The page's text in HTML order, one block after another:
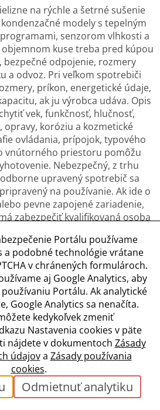
na rýchle a šetrné sušenie
modely s tepelným
senzorom vlhkosti a
kuse treba pred kúpou
bezpečné odpojenie, rozmery
a odvoz. Pri veľkom spotrebiči
príkon, energetické údaje,
ak ju výrobca udáva. Opis
vek, funkčnosť, hlučnosť,
opravy, koróziu a kozmetické
ovládania, prípojok, typového
vnútorného priestoru pomôžu
Nebezpečný, z trhu
upravený spotrebič sa
na používanie. Ak ide o
pevne zapojené zariadenie,
zabezpečiť kvalifikovaná osoba
obsahovať bezpečnostné
údaje potrebné na jeho správne
použitie.
podmienky
osobných údajov
cookies
cookies
✉ Kontakt
Liko s.r.o.
Portálu používame
a podobné technológie vrátane
v chránených formulároch.
aj Google Analytics, aby
Portálu. Ak analytické
Google Analytics sa nenačíta.
kedykoľvek zmeniť
Nastavenia cookies v päte
nájdete v dokumentoch Zásady
údajova Zásady používania
cookies.
Odmietnuť analytiku